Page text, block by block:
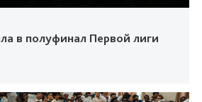
в полуфинал Первой лиги